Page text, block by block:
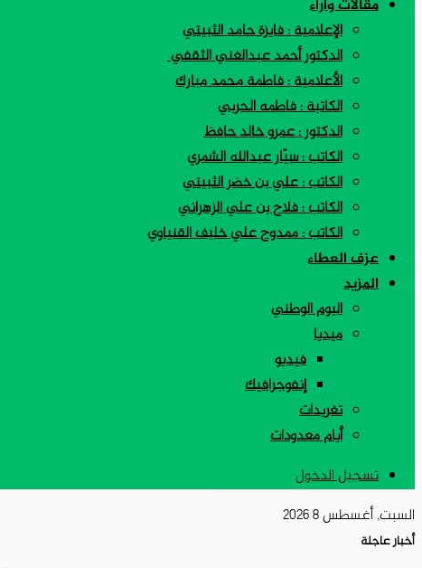
مقالات وآراء
الإعلامية : فايزة حامد الثبيتي
الدكتور أحمد عبدالغني الثقفي
الأعلامية : فاطمة محمد مبارك
الكاتبة : فاطمه الحربي
الدكتور : عمرو خالد حافظ
الكاتب : سيّار عبدالله الشمري
الكاتب : علي بن خضر الثبيتي
الكاتب : فلاح بن علي الزهراني
الكاتب : ممدوح علي خليف القنياوي
عزف العطاء
المزيد
اليوم الوطني
ميديا
فيديو
إنفوجرافيك
تغريدات
أيام معدودات
تسجيل الدخول
السبت, أغسطس 8 2026
أخبار عاجلة